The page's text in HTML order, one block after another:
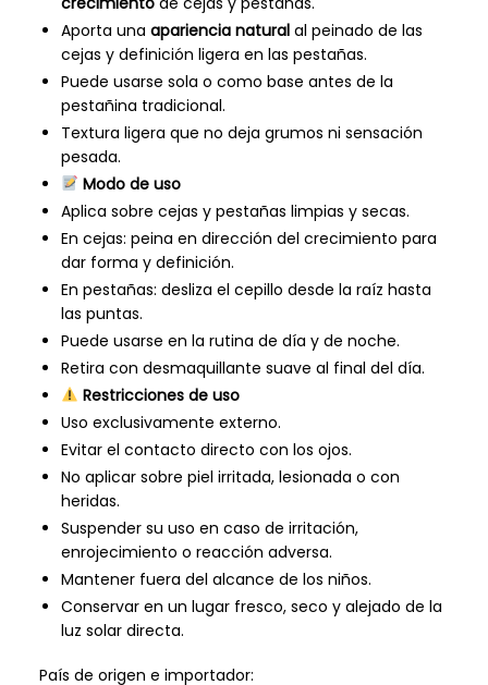
Aporta una apariencia naturalal peinado de las
cejas y definición ligera en las pestañas.
Puede usarse sola o como base antes de la
pestañina tradicional.
Textura ligera que no deja grumos ni sensación
pesada.
Modo de uso
Aplica sobre cejas y pestañas limpias y secas.
En cejas: peina en dirección del crecimiento para
dar forma y definición.
En pestañas: desliza el cepillo desde la raíz hasta
las puntas.
Puede usarse en la rutina de día y de noche.
Retira con desmaquillante suave al final del día.
Restricciones de uso
Uso exclusivamente externo.
Evitar el contacto directo con los ojos.
No aplicar sobre piel irritada, lesionada o con
heridas.
Suspender su uso en caso de irritación,
enrojecimiento o reacción adversa.
Mantener fuera del alcance de los niños.
Conservar en un lugar fresco, seco y alejado de la
luz solar directa.
País de origen e importador: